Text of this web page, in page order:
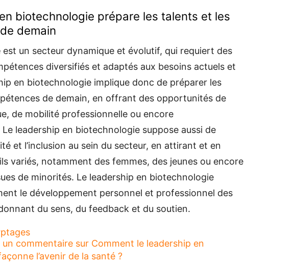
biotechnologie prépare les talents et les
demain
un secteur dynamique et évolutif, qui requiert des
diversifiés et adaptés aux besoins actuels et
en biotechnologie implique donc de préparer les
de demain, en offrant des opportunités de
de mobilité professionnelle ou encore
Le leadership en biotechnologie suppose aussi de
et l’inclusion au sein du secteur, en attirant et en
variés, notamment des femmes, des jeunes ou encore
de minorités. Le leadership en biotechnologie
le développement personnel et professionnel des
du sens, du feedback et du soutien.
un commentaire sur Comment le leadership en
l’avenir de la santé ?